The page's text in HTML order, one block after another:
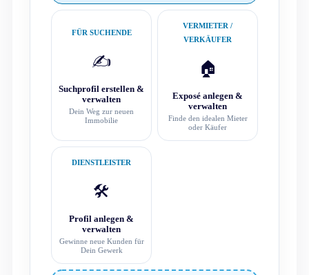
FÜR SUCHENDE
✍️
Suchprofil erstellen &
verwalten
Dein Weg zur neuen
Immobilie
VERMIETER /
VERKÄUFER
🏠
Exposé anlegen &
verwalten
Finde den idealen Mieter
oder Käufer
DIENSTLEISTER
🛠️
Profil anlegen &
verwalten
Gewinne neue Kunden für
Dein Gewerk